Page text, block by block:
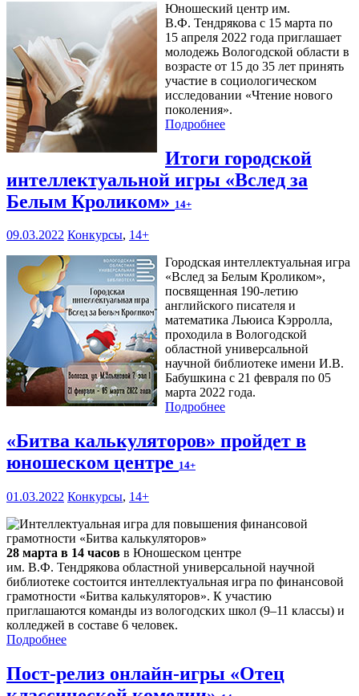
Юношеский центр им.
В.Ф. Тендрякова с 15 марта по
15 апреля 2022 года приглашает
молодежь Вологодской области в
возрасте от 15 до 35 лет принять
участие в социологическом
исследовании «Чтение нового
поколения».
Подробнее
Итоги городской
интеллектуальной игры «Вслед за
Белым Кроликом» 14+
09.03.2022 Конкурсы, 14+
Городская интеллектуальная игра
«Вслед за Белым Кроликом»,
посвященная 190-летию
английского писателя и
математика Льюиса Кэрролла,
проходила в Вологодской
областной универсальной
научной библиотеке имени И.В.
Бабушкина с 21 февраля по 05
марта 2022 года.
Подробнее
«Битва калькуляторов» пройдет в
юношеском центре 14+
01.03.2022 Конкурсы, 14+
28 марта в 14 часов в Юношеском центре
им. В.Ф. Тендрякова областной универсальной научной
библиотеке состоится интеллектуальная игра по финансовой
грамотности «Битва калькуляторов». К участию
приглашаются команды из вологодских школ (9–11 классы) и
колледжей в составе 6 человек.
Подробнее
Пост-релиз онлайн-игры «Отец